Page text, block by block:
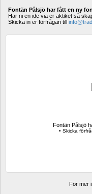
Fontän Pålsjö har fått en ny
Har ni en ide via er aktiket så
Skicka in er förfrågan till
Fontän Pålsjö
• Skicka
För mer